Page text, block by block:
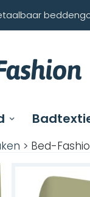
> Bed-